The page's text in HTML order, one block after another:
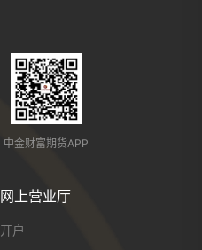
中金财富期货APP
网上营业厅
开户